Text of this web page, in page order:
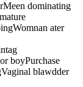
dominating
ater
boyPurchase
blawdder